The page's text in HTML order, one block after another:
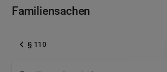
Familiensachen
§ 110